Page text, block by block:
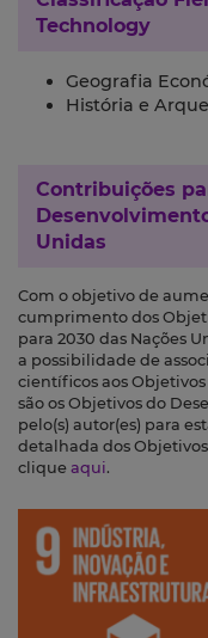
Technology
Geografia
História e
Contribuições
Unidas
Com o objetivo de
cumprimento dos
para 2030 das Nações
a possibilidade de
científicos aos
são os Objetivos do
pelo(s) autor(es) para
detalhada dos
clique aqui.